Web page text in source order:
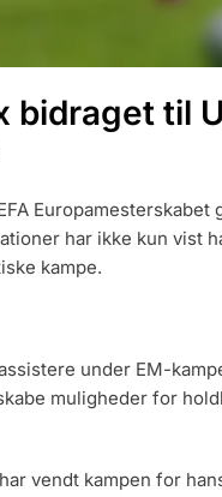
bidraget til
Europamesterskabet
har ikke kun vist
kampe.
under EM-
muligheder for
vendt kampen for